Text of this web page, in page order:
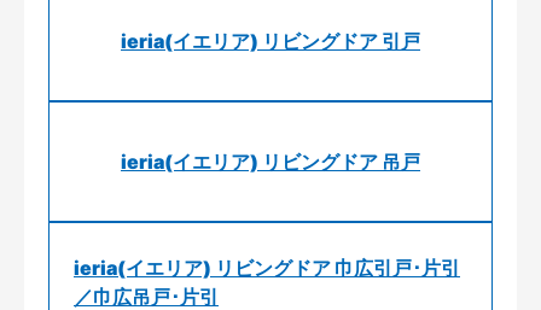
ieria(イエリア) リビングドア 引戸
ieria(イエリア) リビングドア 吊戸
ieria(イエリア) リビングドア 巾広引戸･片引
／巾広吊戸･片引